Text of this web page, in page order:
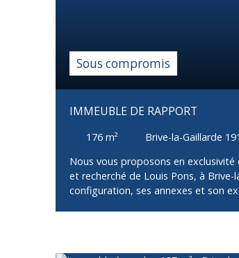
Sous compromis
IMMEUBLE DE RAPPORT
176 m²
Brive-la-Gaillarde
Nous vous proposons en
et recherché de Louis Pons, à Brive-
configuration, ses annexes et son